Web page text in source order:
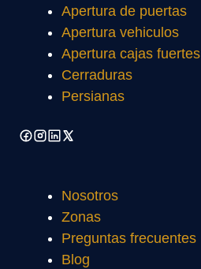
Apertura de puertas
Apertura vehiculos
Apertura cajas fuertes
Cerraduras
Persianas
Nosotros
Zonas
Preguntas frecuentes
Blog